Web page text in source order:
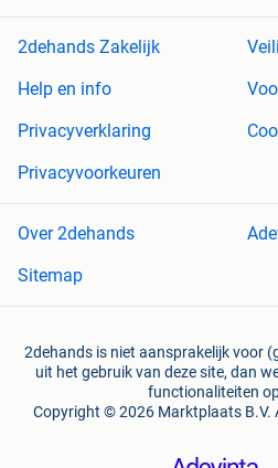
2dehands Zakelijk
Help en info
Privacyverklaring
Privacyvoorkeuren
Over 2dehands
Sitemap
2dehands is niet aansprakelijk voor
uit het gebruik van deze site, dan
functionaliteiten
Copyright © 2026 Marktplaats B.V.